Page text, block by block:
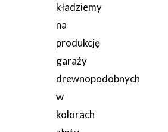
kładziemy
na
produkcję
garaży
drewnopodobnych
w
kolorach